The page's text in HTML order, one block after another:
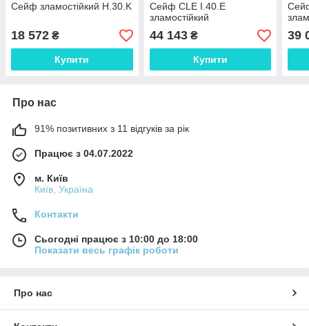
Сейф зламостійкий H.30.K
18 572 ₴
Купити
Сейф CLE I.40.E
зламостійкий
44 143₴
Купити
39
Про нас
91% позитивних з 11 відгуків за рік
Працює з 04.07.2022
м. Київ
Київ, Україна
Контакти
Сьогодні працює з 10:00 до 18:00
Показати весь графік роботи
Про нас